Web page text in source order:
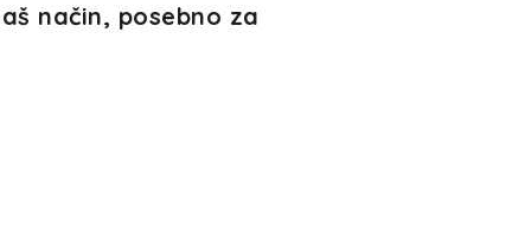
način, posebno za